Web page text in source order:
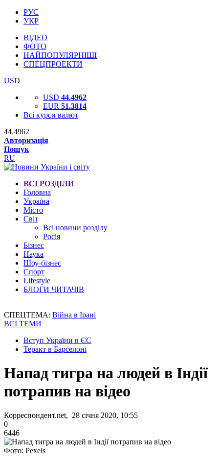
РУС
УКР
ВІДЕО
ФОТО
НАЙПОПУЛЯРНІШІ
СПЕЦПРОЕКТИ
USD
USD 44.4962
EUR 51.3814
Всі курси валют
44.4962
Авторизація
Пошук
RU
ВСІ РОЗДІЛИ
Головна
Україна
Місто
Світ
Всі новини розділу
Росія
Бізнес
Наука
Шоу-бізнес
Спорт
Lifestyle
БЛОГИ ЧИТАЧІВ
СПЕЦТЕМА: Війна в Ірані
ВСІ ТЕМИ
Вступ України в ЄС
Теракт в Барселоні
Напад тигра на людей в Індії
потрапив на відео
Корреспондент.net, 28 січня 2020, 10:55
0
6446
Фото: Pexels